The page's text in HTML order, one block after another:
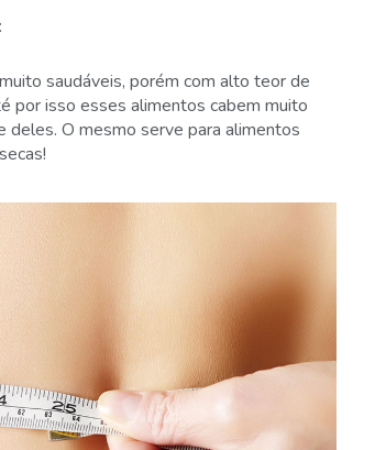
saudáveis, porém com alto teor de
por isso esses alimentos cabem muito
deles. O mesmo serve para alimentos